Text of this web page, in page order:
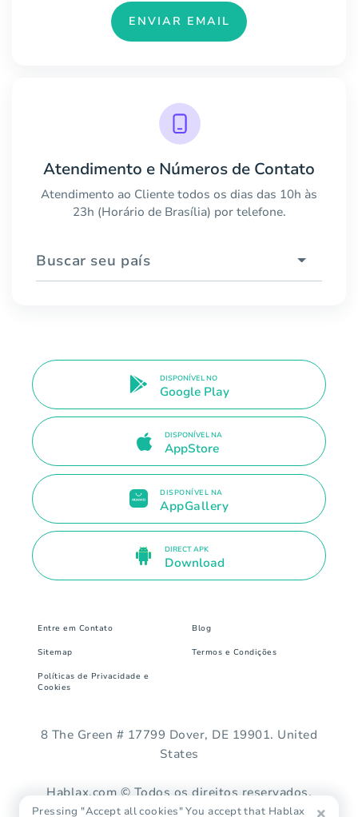
ENVIAR EMAIL
Atendimento e Números de Contato
Atendimento ao Cliente todos os dias das 10h às
23h (Horário de Brasília) por telefone.
Buscar seu país
DISPONÍVEL NO
Google Play
DISPONÍVEL NA
AppStore
DISPONÍVEL NA
AppGallery
DIRECT APK
Download
Entre em Contato Blog
Sitemap Termos e Condições
Políticas de Privacidade e
Cookies
8 The Green # 17799 Dover, DE 19901. United
States
Hablax.com © Todos os direitos reservados.
Pressing "Accept all cookies" You accept that Hablax